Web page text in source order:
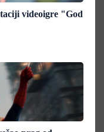
videoigre "God